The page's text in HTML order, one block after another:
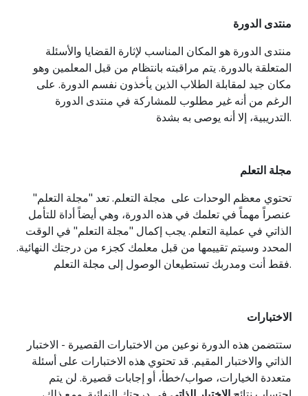
منتدى الدورة
منتدى الدورة هو المكان المناسب لإثارة القضايا والأسئلة
المتعلقة بالدورة. يتم مراقبته بانتظام من قبل المعلمين وهو
مكان جيد لمقابلة الطلاب الذين يأخذون نفسم الدورة. على
الرغم من أنه غير مطلوب للمشاركة في منتدى الدورة
التدريبية، إلا أنه يوصى به بشدة.
مجلة التعلم
تحتوي معظم الوحدات على مجلة التعلم. تعد "مجلة التعلم"
عنصراً مهماً في تعلمك في هذه الدورة، وهي أيضاً أداة للتأمل
الذاتي في عملية التعلم. يجب إكمال "مجلة التعلم" في الوقت
المحدد وسيتم تقييمها من قبل معلمك كجزء من درجتك النهائية.
فقط أنت ومدربك تستطيعان الوصول إلى مجلة التعلم.
الاختبارات
ستتضمن هذه الدورة نوعين من الاختبارات القصيرة - الاختبار
الذاتي والاختبار المقيم. قد تحتوي هذه الاختبارات على أسئلة
متعددة الخيارات، صواب/خطأ، أو إجابات قصيرة. لن يتم